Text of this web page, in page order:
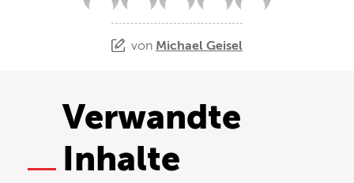
von Michael Geisel
Verwandte
Inhalte